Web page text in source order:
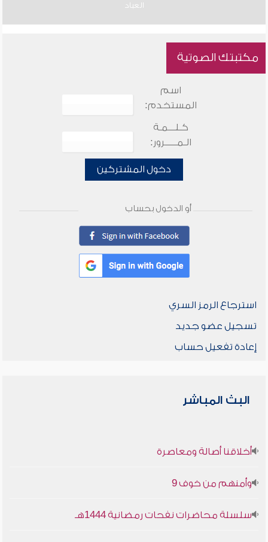
العباد
مكتبتك الصوتية
اسم
المستخدم:
كـلـــمـة
الـمـــــرور:
دخول المشتركين
أو الدخول بحساب
استرجاع الرمز السري
تسجيل عضو جديد
إعادة تفعيل حساب
البث المباشر
أخلاقنا أصالة ومعاصرة
وأمنهم من خوف 9
سلسلة محاضرات نفحات رمضانية 1444هـ